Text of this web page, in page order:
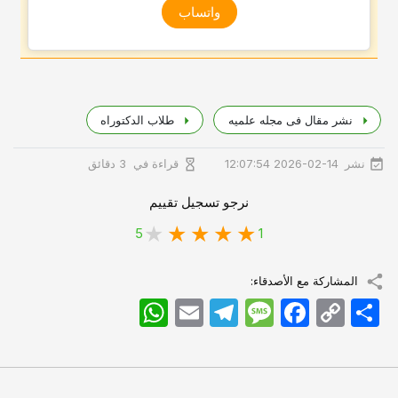
واتساب
نشر مقال فی مجله علمیه طلاب الدکتوراه
نشر 2026-02-14 12:07:54 قراءة في 3 دقائق
نرجو تسجيل تقييم
1
5
المشاركة مع الأصدقاء:
WhatsApp Email
TelegramMessageFacebook Copy
Link
اشتراک